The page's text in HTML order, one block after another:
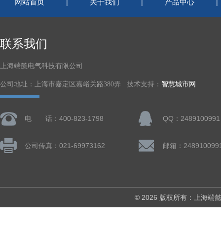
网站首页 关于我们 产品中心
联系我们
上海端懿电气科技有限公司
公司地址：上海市嘉定区嘉峪关路380弄 技术支持： 智慧城市网
电 话：400-823-1798 QQ：2489100991
公司传真：021-69973162 邮箱：
© 2026 版权所有：上海端